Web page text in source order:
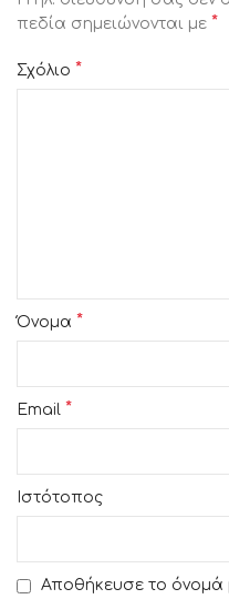
πεδία σημειώνονται με *
Σχόλιο *
Όνομα *
Email *
Ιστότοπος
Αποθήκευσε το όνομά